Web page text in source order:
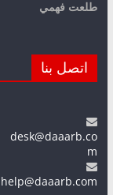
طلعت فهمي
اتصل بنا
desk@daaarb.co
m
help@daaarb.com